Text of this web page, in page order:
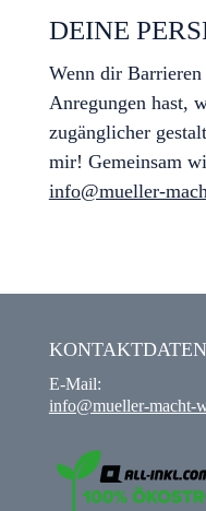
DEINE
Wenn dir
Anregungen hast,
zugänglicher
mir! Gemeinsam
info@mueller-
KONTAKTDATEN
E-Mail:
info@mueller-macht-